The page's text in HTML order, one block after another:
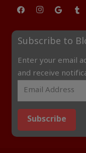
Subscribe to
Enter your email
and receive
Subscribe